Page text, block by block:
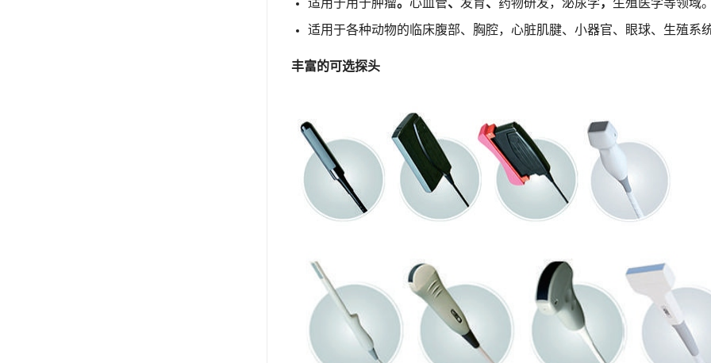
适⽤于⽤于肿瘤。 ⼼⾎管、 发育、 药物研发，泌尿学， ⽣殖医学等领域。
适⽤于各种动物的临床腹部、胸腔，⼼脏肌腱、⼩器官、眼球、⽣殖系
丰富的可选探头